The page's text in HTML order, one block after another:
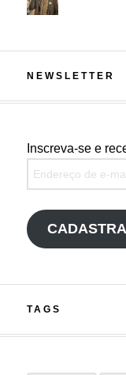
NEWSLETTER
Inscreva-se e
TAGS